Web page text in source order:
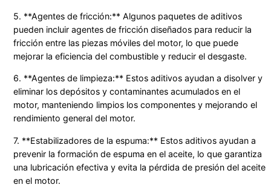
5. **Agentes de fricción:** Algunos paquetes de aditivos
pueden incluir agentes de fricción diseñados para reducir la
fricción entre las piezas móviles del motor, lo que puede
mejorar la eficiencia del combustible y reducir el desgaste.
6. **Agentes de limpieza:** Estos aditivos ayudan a disolver y
eliminar los depósitos y contaminantes acumulados en el
motor, manteniendo limpios los componentes y mejorando el
rendimiento general del motor.
7. **Estabilizadores de la espuma:** Estos aditivos ayudan a
prevenir la formación de espuma en el aceite, lo que garantiza
una lubricación efectiva y evita la pérdida de presión del aceite
en el motor.